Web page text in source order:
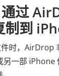
过
制到
时，AirDrop
一部 iPhone